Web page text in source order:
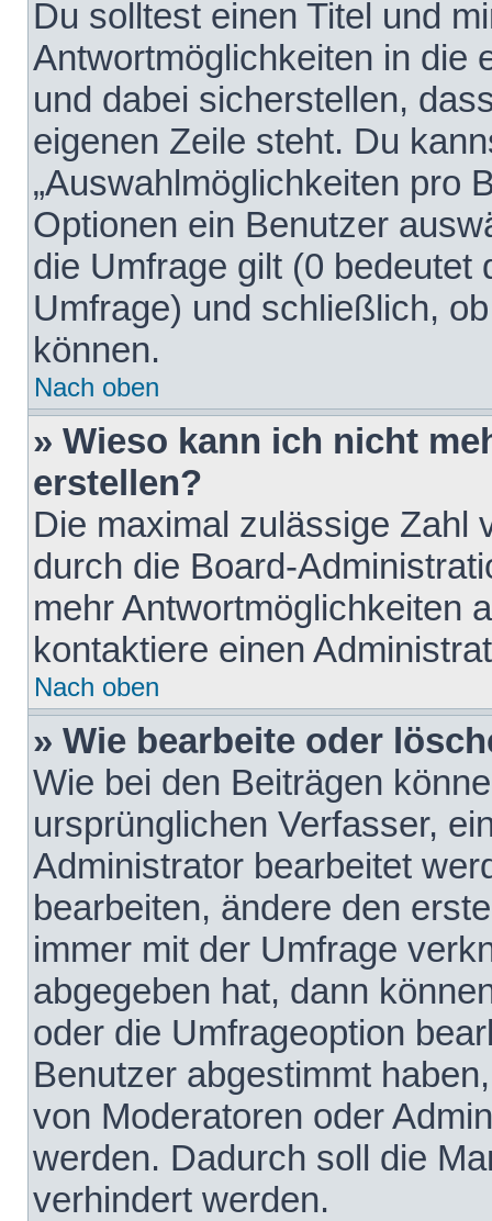
Du solltest einen Titel und
Antwortmöglichkeiten in die
und dabei sicherstellen,
eigenen Zeile steht. Du
„Auswahlmöglichkeiten pro
Optionen ein Benutzer
die Umfrage gilt (0 bedeutet
Umfrage) und schließlich,
können.
Nach oben
» Wieso kann ich nicht
erstellen?
Die maximal zulässige Zahl
durch die Board-
mehr Antwortmöglichkeiten
kontaktiere einen
Nach oben
» Wie bearbeite oder
Wie bei den Beiträgen
ursprünglichen Verfasser,
Administrator bearbeitet
bearbeiten, ändere den
immer mit der Umfrage
abgegeben hat, dann
oder die Umfrageoption
Benutzer abgestimmt
von Moderatoren oder
werden. Dadurch soll die
verhindert werden.